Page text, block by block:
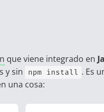
que viene integrado en
y sin
npm install . Es
una cosa: